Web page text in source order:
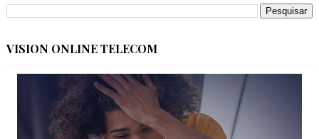
VISION ONLINE TELECOM